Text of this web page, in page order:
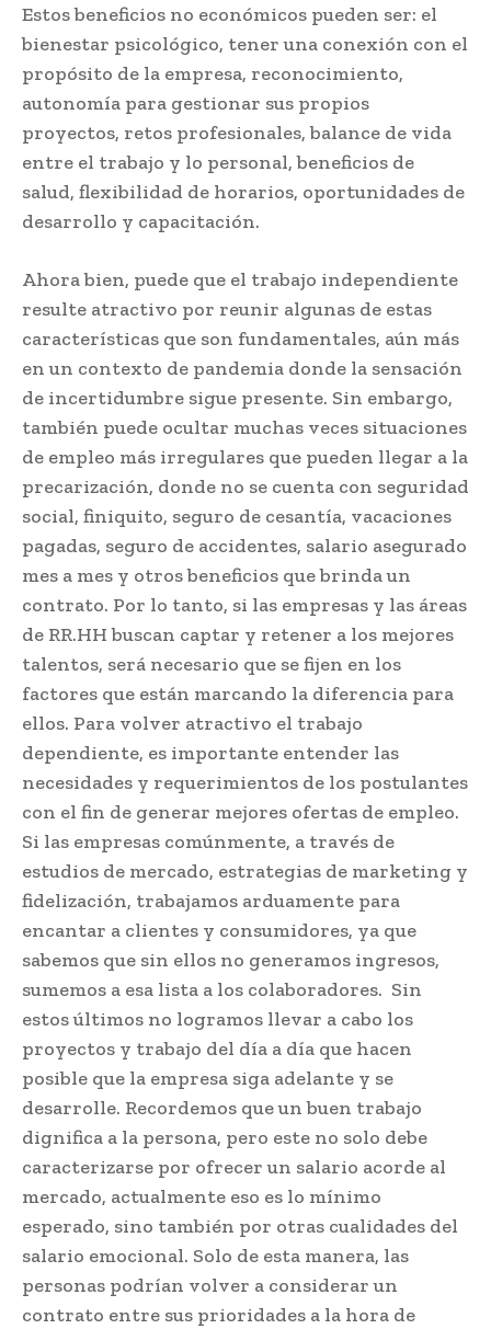
Estos beneficios no económicos pueden ser: el
bienestar psicológico, tener una conexión con el
propósito de la empresa, reconocimiento,
autonomía para gestionar sus propios
proyectos, retos profesionales, balance de vida
entre el trabajo y lo personal, beneficios de
salud, flexibilidad de horarios, oportunidades de
desarrollo y capacitación.
Ahora bien, puede que el trabajo independiente
resulte atractivo por reunir algunas de estas
características que son fundamentales, aún más
en un contexto de pandemia donde la sensación
de incertidumbre sigue presente. Sin embargo,
también puede ocultar muchas veces situaciones
de empleo más irregulares que pueden llegar a la
precarización, donde no se cuenta con seguridad
social, finiquito, seguro de cesantía, vacaciones
pagadas, seguro de accidentes, salario asegurado
mes a mes y otros beneficios que brinda un
contrato. Por lo tanto, si las empresas y las áreas
de RR.HH buscan captar y retener a los mejores
talentos, será necesario que se fijen en los
factores que están marcando la diferencia para
ellos. Para volver atractivo el trabajo
dependiente, es importante entender las
necesidades y requerimientos de los postulantes
con el fin de generar mejores ofertas de empleo.
Si las empresas comúnmente, a través de
estudios de mercado, estrategias de marketing y
fidelización, trabajamos arduamente para
encantar a clientes y consumidores, ya que
sabemos que sin ellos no generamos ingresos,
sumemos a esa lista a los colaboradores. Sin
estos últimos no logramos llevar a cabo los
proyectos y trabajo del día a día que hacen
posible que la empresa siga adelante y se
desarrolle. Recordemos que un buen trabajo
dignifica a la persona, pero este no solo debe
caracterizarse por ofrecer un salario acorde al
mercado, actualmente eso es lo mínimo
esperado, sino también por otras cualidades del
salario emocional. Solo de esta manera, las
personas podrían volver a considerar un
contrato entre sus prioridades a la hora de